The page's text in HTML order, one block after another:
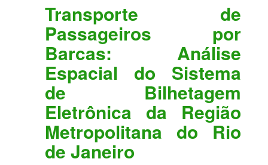
Transporte de
Passageiros por
Barcas: Análise
Espacial do Sistema
de Bilhetagem
Eletrônica da Região
Metropolitana do Rio
de Janeiro